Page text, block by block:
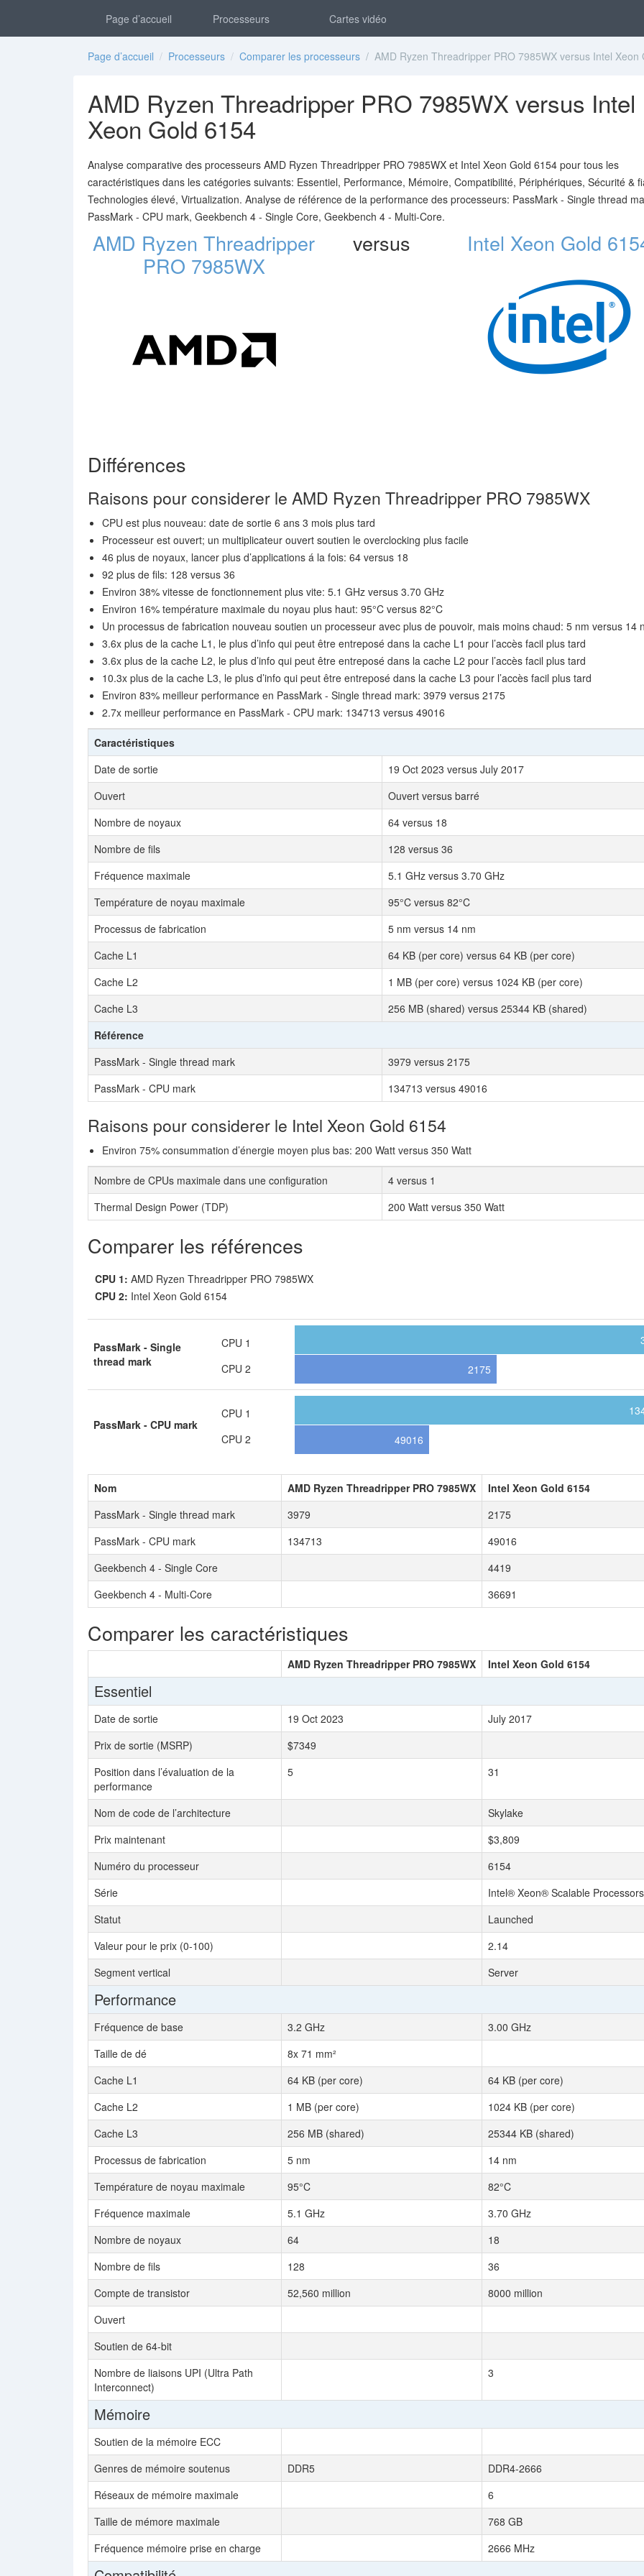
Page d’accueil Processeurs Cartes vidéo
Page d’accueil / Processeurs / Comparer les processeurs / AMD Ryzen Threadripper PRO 7985WX versus Intel Xeon
AMD Ryzen Threadripper PRO 7985WX versus Intel
Xeon Gold 6154
Analyse comparative des processeurs AMD Ryzen Threadripper PRO 7985WX et Intel Xeon Gold 6154 pour tous les
caractéristiques dans les catégories suivants: Essentiel, Performance, Mémoire, Compatibilité, Périphériques, Sécurité &
Technologies élevé, Virtualization. Analyse de référence de la performance des processeurs: PassMark - Single thread
PassMark - CPU mark, Geekbench 4 - Single Core, Geekbench 4 - Multi-Core.
AMD Ryzen Threadripper
PRO 7985WX
versus Intel Xeon Gold
Différences
Raisons pour considerer le AMD Ryzen Threadripper PRO 7985WX
CPU est plus nouveau: date de sortie 6 ans 3 mois plus tard
Processeur est ouvert; un multiplicateur ouvert soutien le overclocking plus facile
46 plus de noyaux, lancer plus d’applications á la fois: 64 versus 18
92 plus de fils: 128 versus 36
Environ 38% vitesse de fonctionnement plus vite: 5.1 GHz versus 3.70 GHz
Environ 16% température maximale du noyau plus haut: 95°C versus 82°C
Un processus de fabrication nouveau soutien un processeur avec plus de pouvoir, mais moins chaud: 5 nm versus 14
3.6x plus de la cache L1, le plus d’info qui peut être entreposé dans la cache L1 pour l’accès facil plus tard
3.6x plus de la cache L2, le plus d’info qui peut être entreposé dans la cache L2 pour l’accès facil plus tard
10.3x plus de la cache L3, le plus d’info qui peut être entreposé dans la cache L3 pour l’accès facil plus tard
Environ 83% meilleur performance en PassMark - Single thread mark: 3979 versus 2175
2.7x meilleur performance en PassMark - CPU mark: 134713 versus 49016
Caractéristiques
Date de sortie
19 Oct 2023 versus July 2017
Ouvert
Ouvert versus barré
Nombre de noyaux
64 versus 18
Nombre de fils
128 versus 36
Fréquence maximale
5.1 GHz versus 3.70 GHz
Température de noyau maximale
95°C versus 82°C
Processus de fabrication
5 nm versus 14 nm
Cache L1
64 KB (per core) versus 64 KB (per core)
Cache L2
1 MB (per core) versus 1024 KB (per core)
Cache L3
256 MB (shared) versus 25344 KB (shared)
Référence
PassMark - Single thread mark
3979 versus 2175
PassMark - CPU mark
134713 versus 49016
Raisons pour considerer le Intel Xeon Gold 6154
Environ 75% consummation d’énergie moyen plus bas: 200 Watt versus 350 Watt
Nombre de CPUs maximale dans une configuration
4 versus 1
Thermal Design Power (TDP)
200 Watt versus 350 Watt
Comparer les références
CPU 1: AMD Ryzen Threadripper PRO 7985WX
CPU 2: Intel Xeon Gold 6154
PassMark - Single
thread mark
CPU 1
CPU 2
2175
PassMark - CPU mark
CPU 1
CPU 2
49016
Nom AMD Ryzen Threadripper PRO 7985WX
Intel Xeon Gold 6154
PassMark - Single thread mark
3979
2175
PassMark - CPU mark
134713
49016
Geekbench 4 - Single Core
4419
Geekbench 4 - Multi-Core
36691
Comparer les caractéristiques
AMD Ryzen Threadripper PRO 7985WX Intel Xeon Gold 6154
Essentiel
Date de sortie 19 Oct 2023
July 2017
Prix de sortie (MSRP)
$7349
Position dans l’évaluation de la
performance
5 31
Nom de code de l’architecture
Skylake
Prix maintenant
$3,809
Numéro du processeur
6154
Série
Intel® Xeon® Scalable Processors
Statut
Launched
Valeur pour le prix (0-100)
2.14
Segment vertical
Server
Performance
Fréquence de base 3.2 GHz
3.00 GHz
Taille de dé
8x 71 mm²
Cache L1
64 KB (per core)
64 KB (per core)
Cache L2
1 MB (per core)
1024 KB (per core)
Cache L3
256 MB (shared)
25344 KB (shared)
Processus de fabrication
5 nm
14 nm
Température de noyau maximale
95°C
82°C
Fréquence maximale
5.1 GHz
3.70 GHz
Nombre de noyaux
64
18
Nombre de fils
128
36
Compte de transistor
52,560 million
8000 million
Ouvert
Soutien de 64-bit
Nombre de liaisons UPI (Ultra Path
Interconnect)
3
Mémoire
Soutien de la mémoire ECC
Genres de mémoire soutenus
DDR5
DDR4-2666
Réseaux de mémoire maximale
6
Taille de mémore maximale
768 GB
Fréquence mémoire prise en charge
2666 MHz